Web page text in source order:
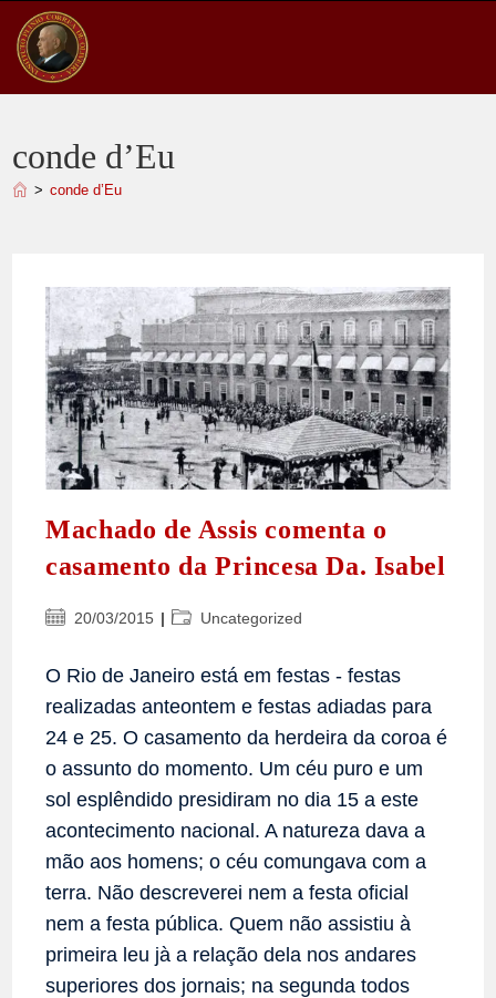
para
conteúdo
conde d’Eu
> conde d’Eu
Machado de Assis comenta o
casamento da Princesa Da. Isabel
Post20/03/2015
Categoria
Uncategorized
O Rio de Janeiro está em festas - festas
realizadas anteontem e festas adiadas para
24 e 25. O casamento da herdeira da coroa é
o assunto do momento. Um céu puro e um
sol esplêndido presidiram no dia 15 a este
acontecimento nacional. A natureza dava a
mão aos homens; o céu comungava com a
terra. Não descreverei nem a festa oficial
nem a festa pública. Quem não assistiu à
primeira leu jà a relação dela nos andares
superiores dos jornais; na segunda todos